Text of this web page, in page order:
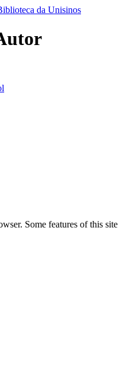
da Unisinos
Some features of this site